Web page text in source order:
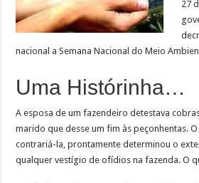
27
nacional a Semana Nacional do Meio
Uma Histórinha…
A esposa de um fazendeiro detestava
marido que desse um fim às peçonhentas.
contrariá-la, prontamente determinou o
qualquer vestígio de ofídios na fazenda. O